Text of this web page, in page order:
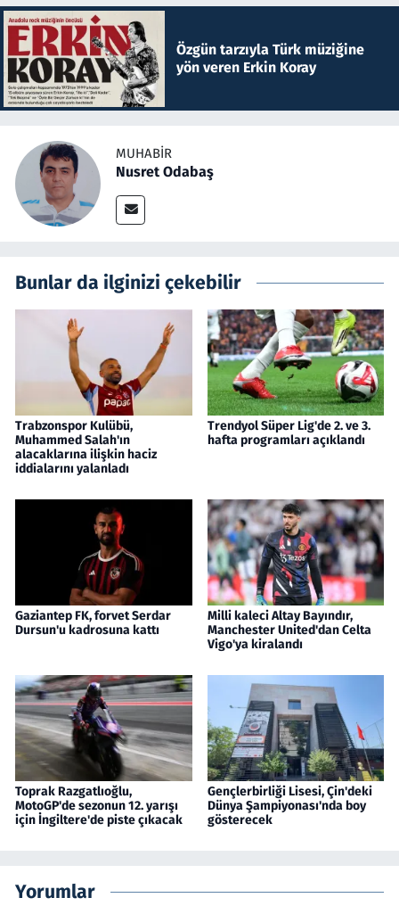
Özgün tarzıyla Türk müziğine
yön veren Erkin Koray
MUHABIR
Nusret Odabaş
Bunlar da ilginizi çekebilir
Trabzonspor Kulübü,
Muhammed Salah'ın
alacaklarına ilişkin haciz
iddialarını yalanladı
Trendyol Süper Lig'de 2. ve 3.
hafta programları açıklandı
Gaziantep FK, forvet Serdar
Dursun'u kadrosuna kattı
Milli kaleci Altay Bayındır,
Manchester United'dan Celta
Vigo'ya kiralandı
Toprak Razgatlıoğlu,
MotoGP'de sezonun 12. yarışı
için İngiltere'de piste çıkacak
Gençlerbirliği Lisesi, Çin'deki
Dünya Şampiyonası'nda boy
gösterecek
Yorumlar